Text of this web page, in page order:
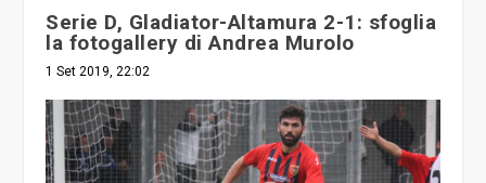
Serie D, Gladiator-Altamura 2-1: sfoglia
la fotogallery di Andrea Murolo
1 Set 2019, 22:02